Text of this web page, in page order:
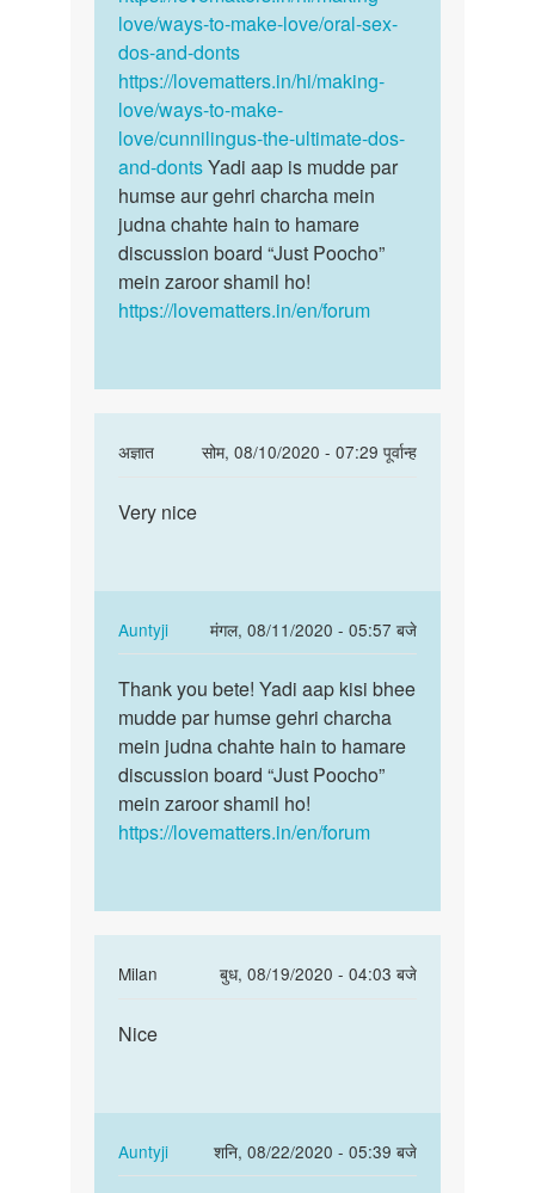
Devi
singh
love/ways-to-make-love/oral-sex-
dos-and-donts
https://lovematters.in/hi/making-
love/ways-to-make-
love/cunnilingus-the-ultimate-dos-
and-dontsYadi aap is mudde par
humse aur gehri charcha mein
judna chahte hain to hamare
discussion board “Just Poocho”
mein zaroor shamil ho!
https://lovematters.in/en/forum
अज्ञात
सोम, 08/10/2020 - 07:29 पूर्वान्ह
In
to
by
janvi
chodry
Very
Very nice
Auntyji
मंगल, 08/11/2020 - 05:57 बजे
In
reply
to
Very
nice
by
अज्ञात
Thank
you
bete!
Yadi
aap…
Thank you bete! Yadi aap kisi bhee
mudde par humse gehri charcha
mein judna chahte hain to hamare
discussion board “Just Poocho”
mein zaroor shamil ho!
https://lovematters.in/en/forum
Milan
बुध, 08/19/2020 - 04:03 बजे
to
by
janvi
chodry
Nice
Nice
Auntyji
शनि, 08/22/2020 - 05:39 बजे
In
reply